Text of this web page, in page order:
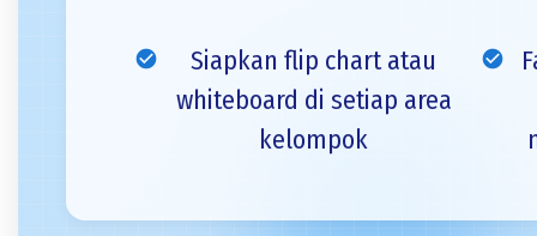
check_circle
Siapkan flip chart atau
whiteboard di setiap area
kelompok
check_circle